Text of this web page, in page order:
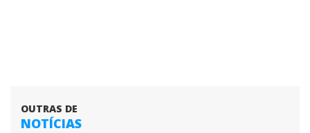
OUTRAS DE
NOTÍCIAS